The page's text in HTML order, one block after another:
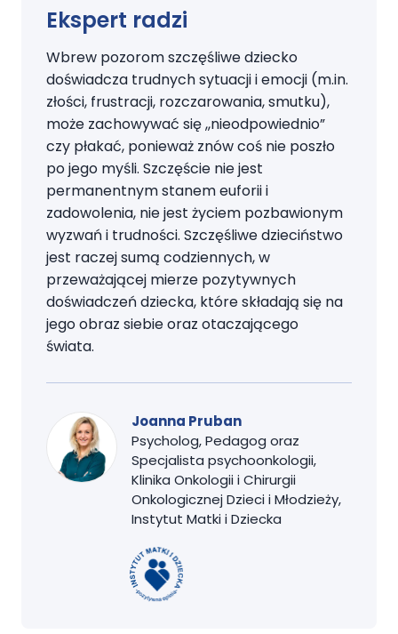
Ekspert radzi
Wbrew pozorom szczęśliwe dziecko
doświadcza trudnych sytuacji i emocji (m.in.
złości, frustracji, rozczarowania, smutku),
może zachowywać się ,,nieodpowiednio”
czy płakać, ponieważ znów coś nie poszło
po jego myśli. Szczęście nie jest
permanentnym stanem euforii i
zadowolenia, nie jest życiem pozbawionym
wyzwań i trudności. Szczęśliwe dzieciństwo
jest raczej sumą codziennych, w
przeważającej mierze pozytywnych
doświadczeń dziecka, które składają się na
jego obraz siebie oraz otaczającego
świata.
Joanna Pruban
Psycholog, Pedagog oraz
Specjalista psychoonkologii,
Klinika Onkologii i Chirurgii
Onkologicznej Dzieci i Młodzieży,
Instytut Matki i Dziecka